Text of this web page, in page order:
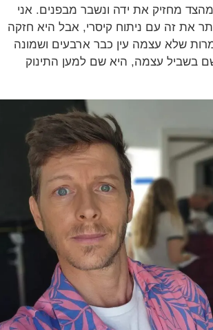
מחזיק את ידה ונשבר מבפנים. אני
זה עם ניתוח קיסרי, אבל היא חזקה
עצמה עין כבר ארבעים ושמונה
עצמה, היא שם למען התינוק